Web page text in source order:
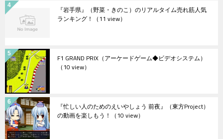
『岩手県』（野菜・きのこ）のリアルタイム売れ筋人気
ランキング！ （11 view）
F1 GRAND PRIX（アーケードゲーム◆ビデオシステム）
（10 view）
『忙しい人のためのえいやしょう 前夜』（東方Project）
の動画を楽しもう！ （10 view）